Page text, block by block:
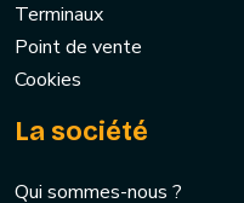
Terminaux
Point de vente
Cookies
La société
Qui sommes-nous ?